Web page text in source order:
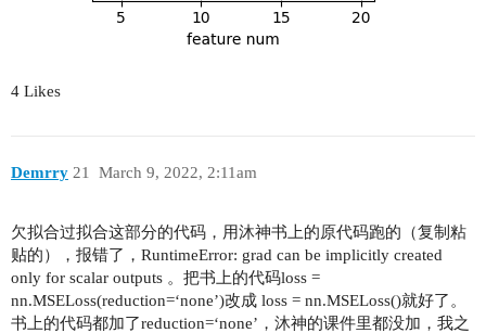
4 Likes
Demrry March 9, 2022, 2:11am
21
欠拟合过拟合这部分的代码，用沐神书上的原代码跑的（复制粘
贴的），报错了，RuntimeError: grad can be implicitly created
only for scalar outputs 。把书上的代码loss =
nn.MSELoss(reduction=‘none’)改成 loss = nn.MSELoss()就好了。
书上的代码都加了reduction=‘none’，沐神的课件里都没加，我之